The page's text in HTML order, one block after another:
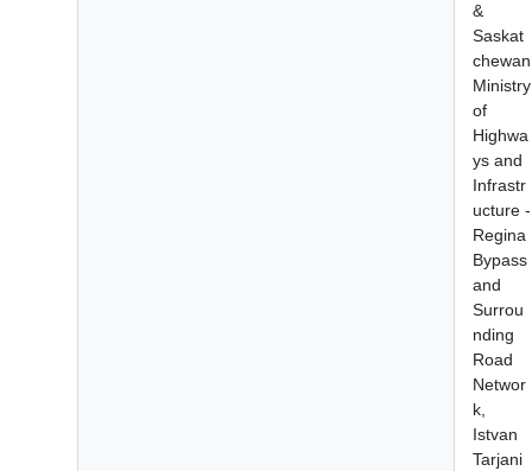
&
Saskat
chewan
Ministry
of
Highwa
ys and
Infrastr
ucture -
Regina
Bypass
and
Surrou
nding
Road
Networ
k,
Istvan
Tarjani